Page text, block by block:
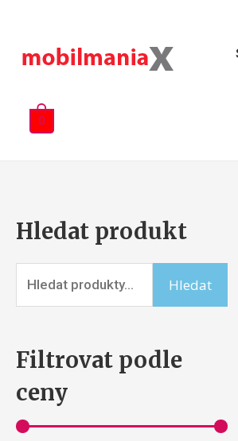
0
Hledat produkt
Hledat
Filtrovat podle
ceny